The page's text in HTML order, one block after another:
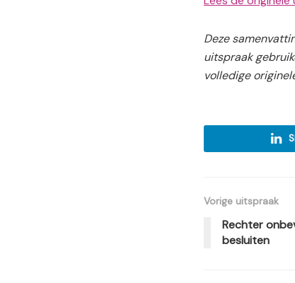
Deze
uitspraak
volledige
Vorige uitspraak
Rechter
besluiten